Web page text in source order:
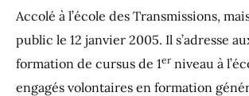
Accolé à l’école des Transmissions,
public le 12 janvier 2005. Il s’adresse
formation de cursus de 1er niveau à
engagés volontaires en formation